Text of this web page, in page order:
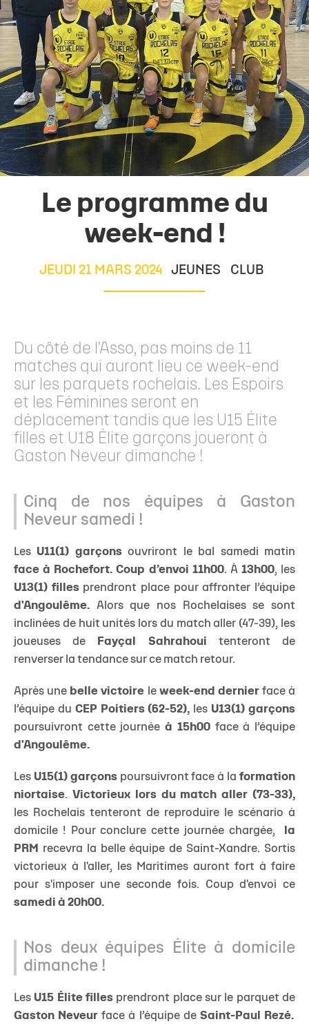
Le programme du
week-end !
JEUDI 21 MARS 2024 JEUNES CLUB
Du côté de l'Asso, pas moins de 11
matches qui auront lieu ce week-end
sur les parquets rochelais. Les Espoirs
et les Féminines seront en
déplacement tandis que les U15 Élite
filles et U18 Élite garçons joueront à
Gaston Neveur dimanche !
Cinq de nos équipes à Gaston
Neveur samedi !
Les U11(1) garçonsouvriront le bal samedi matin
face à Rochefort. Coup d’envoi 11h00. À13h00, les
U13(1) filles prendront place pour affronter l’équipe
d'Angoulême. Alors que nos Rochelaises se sont
inclinées de huit unités lors du match aller (47-39), les
joueuses de Fayçal Sahrahoui tenteront de
renverser la tendance sur ce match retour.
Après une belle victoire le week-end dernierface à
l’équipe du CEP Poitiers (62-52), les U13(1) garçons
poursuivront cette journéeà 15h00 face à l’équipe
d'Angoulême.
Les U15(1) garçonspoursuivront face à laformation
niortaise. Victorieux lors du match aller (73-33),
les Rochelais tenteront de reproduire le scénario à
domicile ! Pour conclure cette journée chargée, la
PRM
recevra la belle équipe de Saint-Xandre. Sortis
victorieux à l'aller, les Maritimes auront fort à faire
pour s'imposer une seconde fois. Coup d'envoi ce
samedi à 20h00.
Nos deux équipes Élite à domicile
dimanche !
Les U15 Élite filles prendront place sur le parquet de
Gaston Neveur face à l’équipe de Saint-Paul Rezé.